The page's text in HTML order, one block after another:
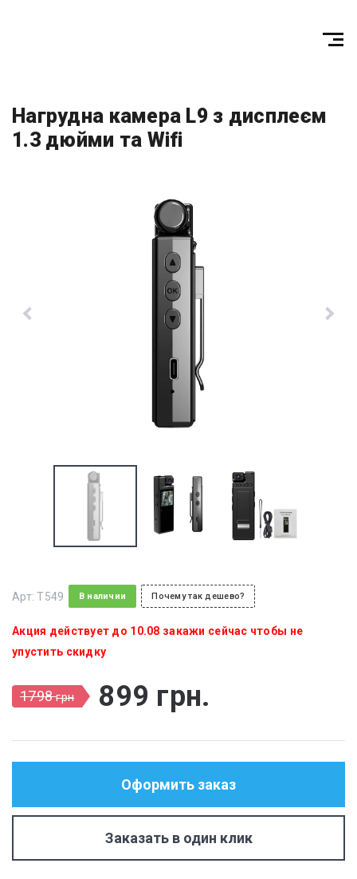
Нагрудна камера L9 з дисплеєм
1.3 дюйми та Wifi
Арт:T549 В наличии Почему так дешево?
Акция действует до 10.08 закажи сейчас чтобы не
упустить скидку
1798грн 899 грн.
Оформить заказ
Заказать в один клик